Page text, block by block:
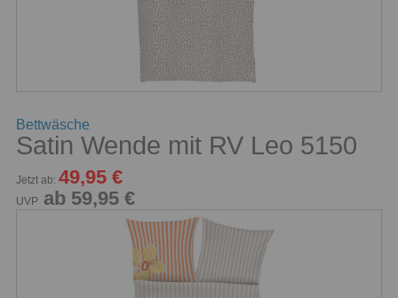
Bettwäsche
Satin Wende mit RV Leo 5150
Jetzt ab: 49,95 €
UVP ab 59,95 €